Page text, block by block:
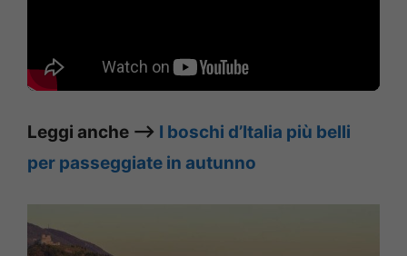
Leggi anche –> I boschi d’Italia più belli
per passeggiate in autunno